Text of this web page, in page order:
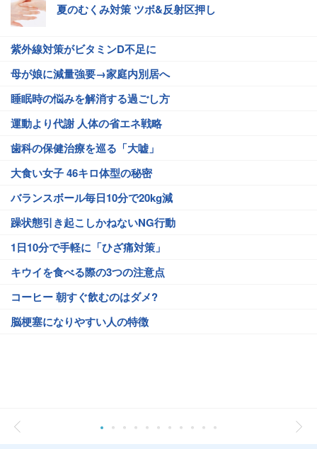
夏のむくみ対策 ツボ&反射区押し
紫外線対策がビタミンD不足に
母が娘に減量強要→家庭内別居へ
睡眠時の悩みを解消する過ごし方
運動より代謝 人体の省エネ戦略
歯科の保健治療を巡る「大嘘」
大食い女子 46キロ体型の秘密
バランスボール毎日10分で20kg減
躁状態引き起こしかねないNG行動
1日10分で手軽に「ひざ痛対策」
キウイを食べる際の3つの注意点
コーヒー 朝すぐ飲むのはダメ?
脳梗塞になりやすい人の特徴